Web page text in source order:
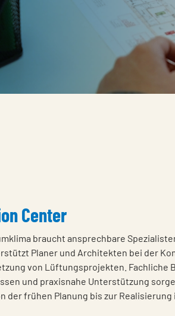
Center
braucht ansprechbare
Planer und Architekten bei der
von Lüftungsprojekten. Fachliche
und praxisnahe Unterstützung
der frühen Planung bis zur